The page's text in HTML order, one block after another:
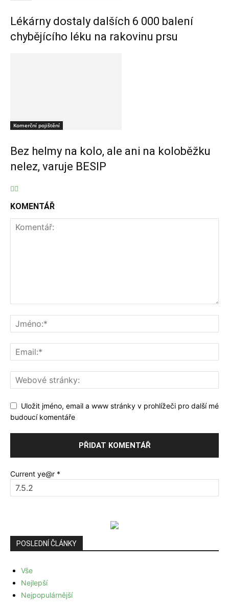
Lékárny dostaly dalších 6 000 balení
chybějícího léku na rakovinu prsu
Komerční pojištění
Bez helmy na kolo, ale ani na koloběžku
nelez, varuje BESIP
KOMENTÁŘ
Uložit jméno, email a www stránky v prohlížeči pro další mé
budoucí komentáře
Current ye@r *
POSLEDNÍ ČLÁNKY
Vše
Nejlepší
Nejpopulárnější